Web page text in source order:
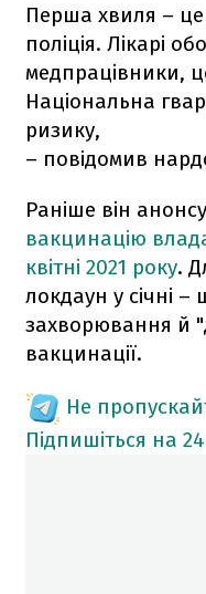
Перша хвиля – це
поліція. Лікарі
медпрацівники,
Національна
ризику,
– повідомив
Раніше він
вакцинацію
квітні 2021 року.
локдаун у січні
захворювання й
вакцинації.
Не
Підпишіться на